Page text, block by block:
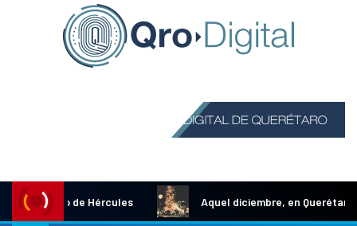
Gallo de Hércules Aquel diciembre, en Querétaro